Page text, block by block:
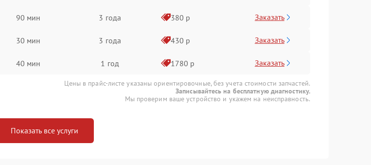
90 мин 3 года 380 р Заказать
30 мин 3 года 430 р Заказать
40 мин 1 год 1780 р Заказать
Цены в прайс-листе указаны ориентировочные, без учета стоимости запчастей.
Записывайтесь на бесплатную диагностику.
Мы проверим ваше устройство и укажем на неисправность.
Показать все услуги